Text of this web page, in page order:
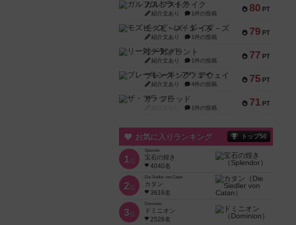
80 PT
ガルフストライク
紹介文あり 1件の投稿
79 PT
モズビ－ズ・レイダ－ズ
紹介文あり 1件の投稿
77 PT
リー対グラント
紹介文あり 1件の投稿
75 PT
ブレーキング・アウェイ
紹介文あり 4件の投稿
71 PT
ザ・フラッド
1件の投稿
お気に入りランキング トップ50
1位
Splendor
宝石の煌き
4040名
2位
Die Siedler von Catan
カタン
3616名
3位
Dominion
ドミニオン
2528名